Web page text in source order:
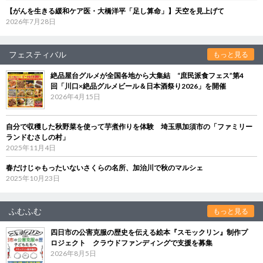
【がんを生きる緩和ケア医・大橋洋平「足し算命」】天空を見上げて
2026年7月28日
フェスティバル もっと見る
絶品屋台グルメが全国各地から大集結 “庶民派食フェス”第4
回「川口×絶品グルメビール＆日本酒祭り2026」を開催
2026年4月15日
自分で収穫した秋野菜を使って芋煮作りを体験 埼玉県加須市の「ファミリー
ランドむさしの村」
2025年11月4日
春だけじゃもったいないさくらの名所、加治川で秋のマルシェ
2025年10月23日
ふむふむ もっと見る
四日市の公害克服の歴史を伝える絵本『スモックリン』制作プ
ロジェクト クラウドファンディングで支援を募集
2026年8月5日